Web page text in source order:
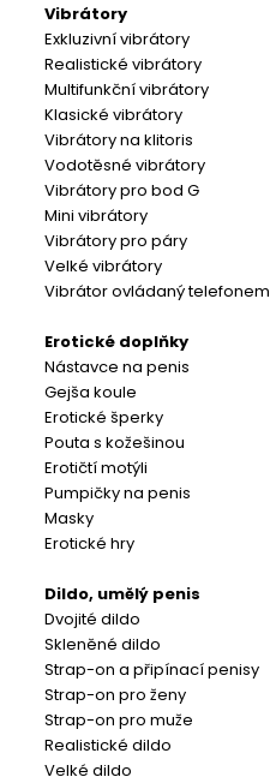
Vibrátory
Exkluzivní vibrátory
Realistické vibrátory
Multifunkční vibrátory
Klasické vibrátory
Vibrátory na klitoris
Vodotěsné vibrátory
Vibrátory pro bod G
Mini vibrátory
Vibrátory pro páry
Velké vibrátory
Vibrátor ovládaný telefonem
Erotické doplňky
Nástavce na penis
Gejša koule
Erotické šperky
Pouta s kožešinou
Erotičtí motýli
Pumpičky na penis
Masky
Erotické hry
Dildo, umělý penis
Dvojité dildo
Skleněné dildo
Strap-on a připínací penisy
Strap-on pro ženy
Strap-on pro muže
Realistické dildo
Velké dildo